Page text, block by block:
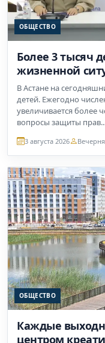
ОБЩЕСТВО
Более 3 тысяч
жизненной
В Астане на
детей. Ежегодно
увеличивается более
вопросы защиты
3 августа 2026
ОБЩЕСТВО
Каждые
центром